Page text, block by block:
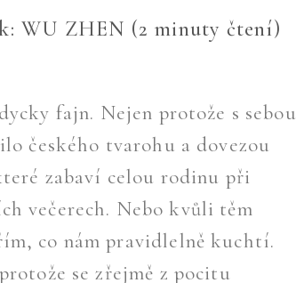
WU ZHEN (2 minuty čtení)
fajn. Nejen protože s sebou
českého tvarohu a dovezou
zabaví celou rodinu při
večerech. Nebo kvůli těm
co nám pravidlelně kuchtí.
se zřejmě z pocitu